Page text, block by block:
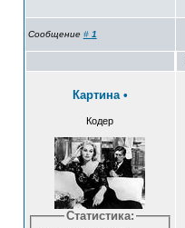
Сообщение # 1
Картина •
Кодер
Статистика: